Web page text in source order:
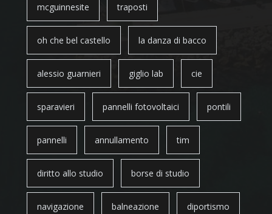
mcguinnesite traposti
oh che bel castello la danza di bacco
alessio guarnieri giglio lab cie
sparavieri pannelli fotovoltaici pontili
pannelli annullamento tim
diritto allo studio borse di studio
navigazione balneazione diportismo